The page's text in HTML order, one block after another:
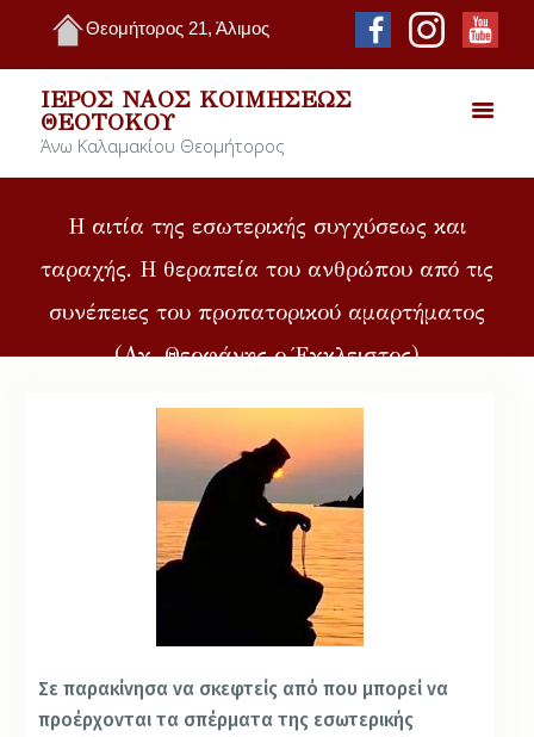
Θεομήτορος 21, Άλιμος
ΙΕΡΌΣ ΝΑΌΣ ΚΟΙΜΉΣΕΩΣ
ΘΕΟΤΌΚΟΥ
Άνω Καλαμακίου Θεομήτορος
Η αιτία της εσωτερικής συγχύσεως και
ταραχής. Η θεραπεία του ανθρώπου από τις
συνέπειες του προπατορικού αμαρτήματος
(Αγ. Θεοφάνης ο Έγκλειστος)
Σε παρακίνησα να σκεφτείς από που μπορεί να
προέρχονται τα σπέρματα της εσωτερικής